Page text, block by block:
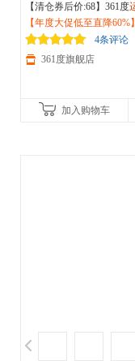
【清仓券后价:68】361度
026秋季新款摇粒绒半开
加绒内胆662533801
【年度大促低至直降60%
减150/600减230,立即抢购！
4条评论
361度旗舰店
加入购物车